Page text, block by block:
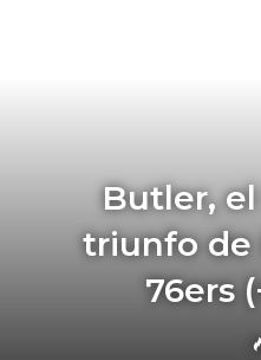
Butler,
triunfo de
76ers